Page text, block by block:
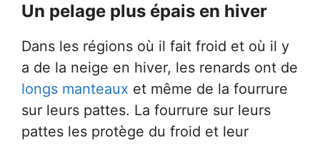
Un pelage plus épais en hiver
Dans les régions où il fait froid et où il y
a de la neige en hiver, les renards ont de
longs manteaux et même de la fourrure
sur leurs pattes. La fourrure sur leurs
pattes les protège du froid et leur